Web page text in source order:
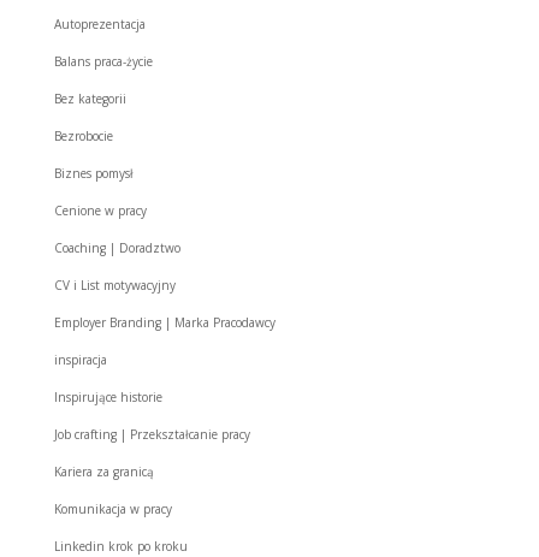
Autoprezentacja
Balans praca-życie
Bez kategorii
Bezrobocie
Biznes pomysł
Cenione w pracy
Coaching | Doradztwo
CV i List motywacyjny
Employer Branding | Marka Pracodawcy
inspiracja
Inspirujące historie
Job crafting | Przekształcanie pracy
Kariera za granicą
Komunikacja w pracy
Linkedin krok po kroku